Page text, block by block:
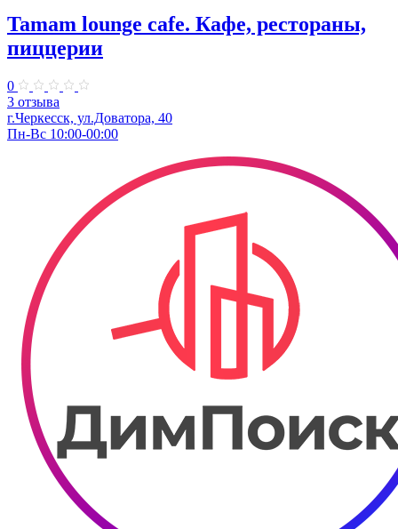
Tamam lounge cafe. Кафе, рестораны,
пиццерии
0
3 отзыва
г.Черкесск, ул.Доватора, 40
Пн-Вс 10:00-00:00